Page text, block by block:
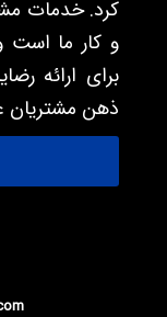
کرد. خدمات
و کار ما است
برای ارائه
ذهن مشتریان